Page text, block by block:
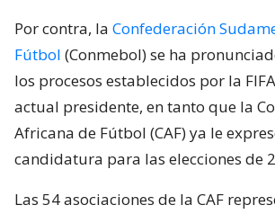
Por contra, la Confederación
Fútbol (Conmebol) se ha
los procesos establecidos por la
actual presidente, en tanto que la
Africana de Fútbol (CAF) ya le
candidatura para las elecciones de
Las 54 asociaciones de la CAF